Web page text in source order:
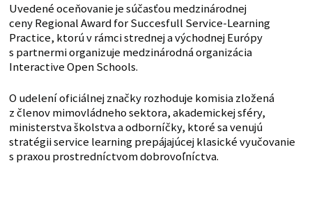
Uvedené oceňovanie je súčasťou medzinárodnej
ceny Regional Award for Succesfull Service-Learning
Practice, ktorú v rámci strednej a východnej Európy
s partnermi organizuje medzinárodná organizácia
Interactive Open Schools.
O udelení oficiálnej značky rozhoduje komisia zložená
z členov mimovládneho sektora, akademickej sféry,
ministerstva školstva a odborníčky, ktoré sa venujú
stratégii service learning prepájajúcej klasické vyučovanie
s praxou prostredníctvom dobrovoľníctva.